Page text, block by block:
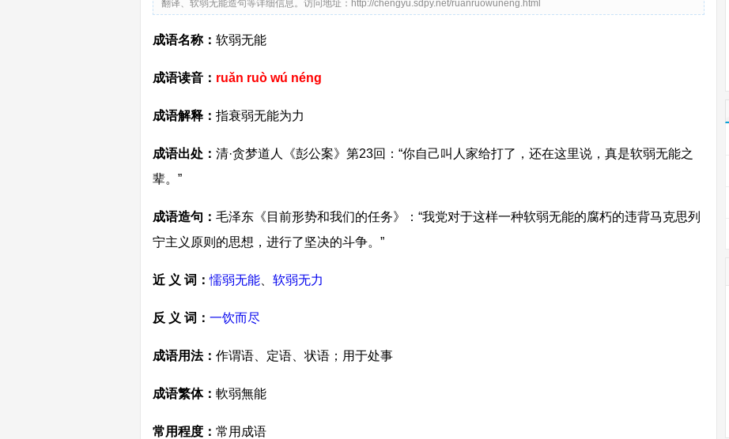
翻译、软弱无能造句等详细信息。访问地址：http://chengyu.sdpy.net/ruanruowuneng.html
成语名称： 软弱无能
成语读音： ruǎn ruò wú néng
成语解释： 指衰弱无能为力
成语出处： 清·贪梦道人《彭公案》第23回：“你自己叫人家给打了，还在这里说，真是软弱无能之
辈。”
成语造句： 毛泽东《目前形势和我们的任务》：“我党对于这样一种软弱无能的腐朽的违背马克思列
宁主义原则的思想，进行了坚决的斗争。”
近 义 词：懦弱无能 软弱无力
反 义 词： 一饮而尽
成语用法： 作谓语、定语、状语；用于处事
成语繁体： 軟弱無能
常用程度： 常用成语